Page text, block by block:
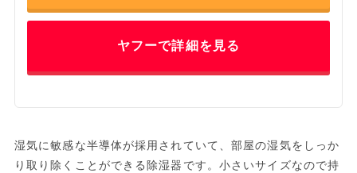
ヤフーで詳細を見る
湿気に敏感な半導体が採用されていて、部屋の湿気をしっか
り取り除くことができる除湿器です。小さいサイズなので持